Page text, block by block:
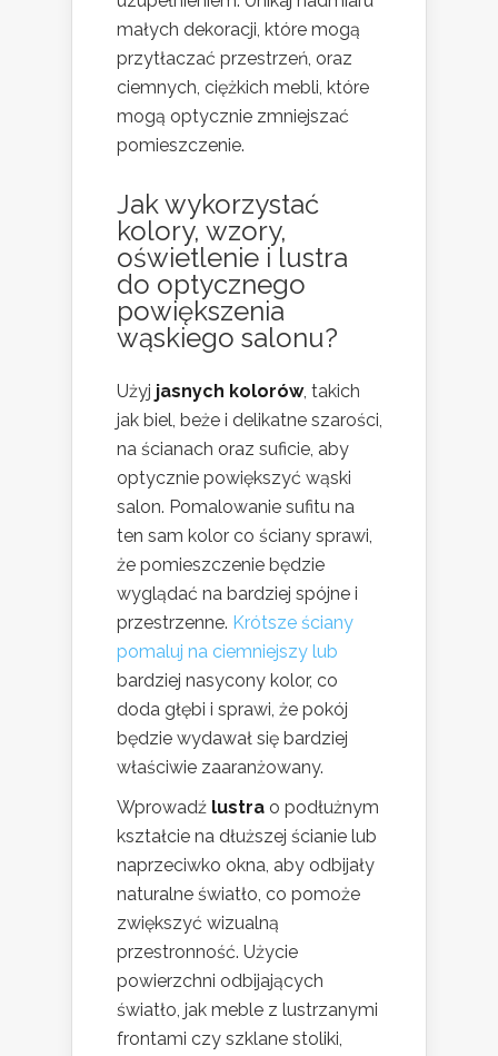
małych dekoracji, które mogą
przytłaczać przestrzeń, oraz
ciemnych, ciężkich mebli, które
mogą optycznie zmniejszać
pomieszczenie.
Jak wykorzystać
kolory, wzory,
oświetlenie i lustra
do optycznego
powiększenia
wąskiego salonu?
Użyj jasnych kolorów, takich
jak biel, beże i delikatne szarości,
na ścianach oraz suficie, aby
optycznie powiększyć wąski
salon. Pomalowanie sufitu na
ten sam kolor co ściany sprawi,
że pomieszczenie będzie
wyglądać na bardziej spójne i
przestrzenne. Krótsze ściany
pomaluj na ciemniejszy lub
bardziej nasycony kolor, co
doda głębi i sprawi, że pokój
będzie wydawał się bardziej
właściwie zaaranżowany.
Wprowadź lustra o podłużnym
kształcie na dłuższej ścianie lub
naprzeciwko okna, aby odbijały
naturalne światło, co pomoże
zwiększyć wizualną
przestronność. Użycie
powierzchni odbijających
światło, jak meble z lustrzanymi
frontami czy szklane stoliki,